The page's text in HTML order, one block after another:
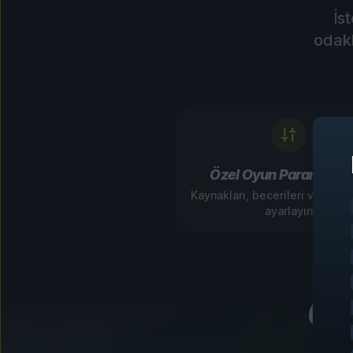
Özel Oyun
Kaynakları, becerileri ve oyun
ayarlayın